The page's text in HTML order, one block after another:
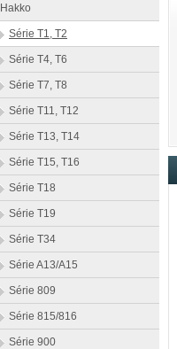
Hakko
Série T1, T2
Série T4, T6
Série T7, T8
Série T11, T12
Série T13, T14
Série T15, T16
Série T18
Série T19
Série T34
Série A13/A15
Série 809
Série 815/816
Série 900